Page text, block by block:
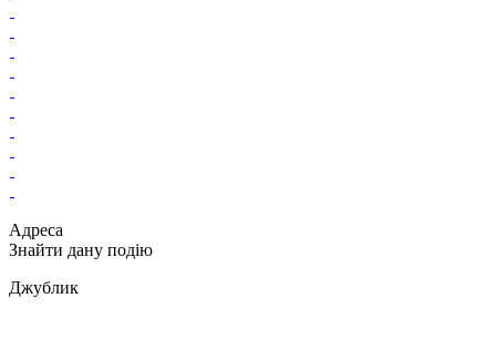
Адреса
Знайти дану подію
Джублик